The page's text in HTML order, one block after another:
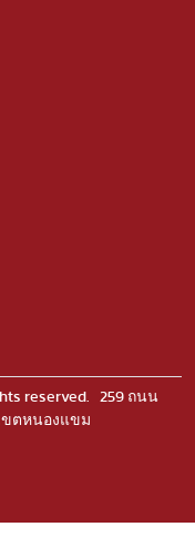
reserved. 259 ถนน
ขตหนองแขม